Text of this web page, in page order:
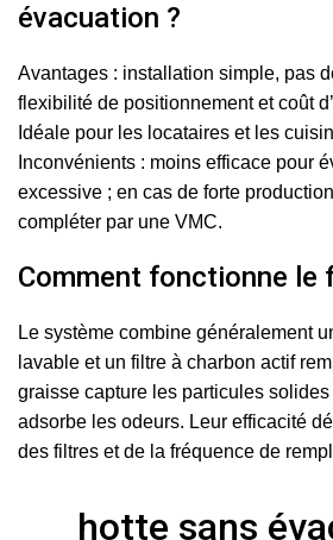
évacuation ?
Avantages : installation simple, pas
flexibilité de positionnement et coût
Idéale pour les locataires et les
Inconvénients : moins efficace pour
excessive ; en cas de forte
compléter par une VMC.
Comment fonctionne le
Le système combine généralement
lavable et un filtre à charbon actif
graisse capture les particules
adsorbe les odeurs. Leur efficacité
des filtres et de la fréquence de
hotte sans